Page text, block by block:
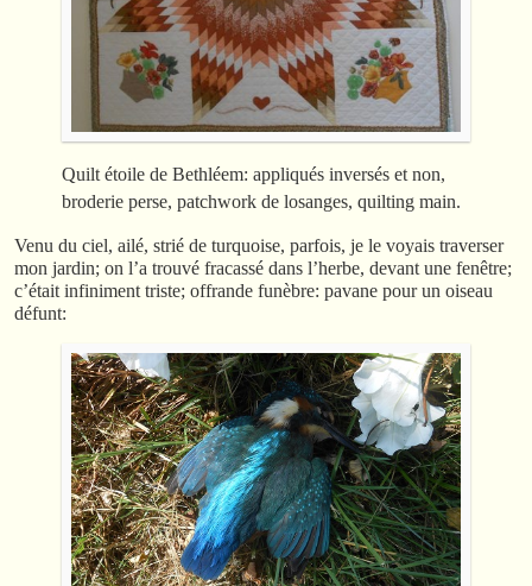
Quilt étoile de Bethléem: appliqués inversés et non,
broderie perse, patchwork de losanges, quilting main.
Venu du ciel, ailé, strié de turquoise, parfois, je le voyais traverser
mon jardin; on l’a trouvé fracassé dans l’herbe, devant une fenêtre;
c’était infiniment triste; offrande funèbre: pavane pour un oiseau
défunt: